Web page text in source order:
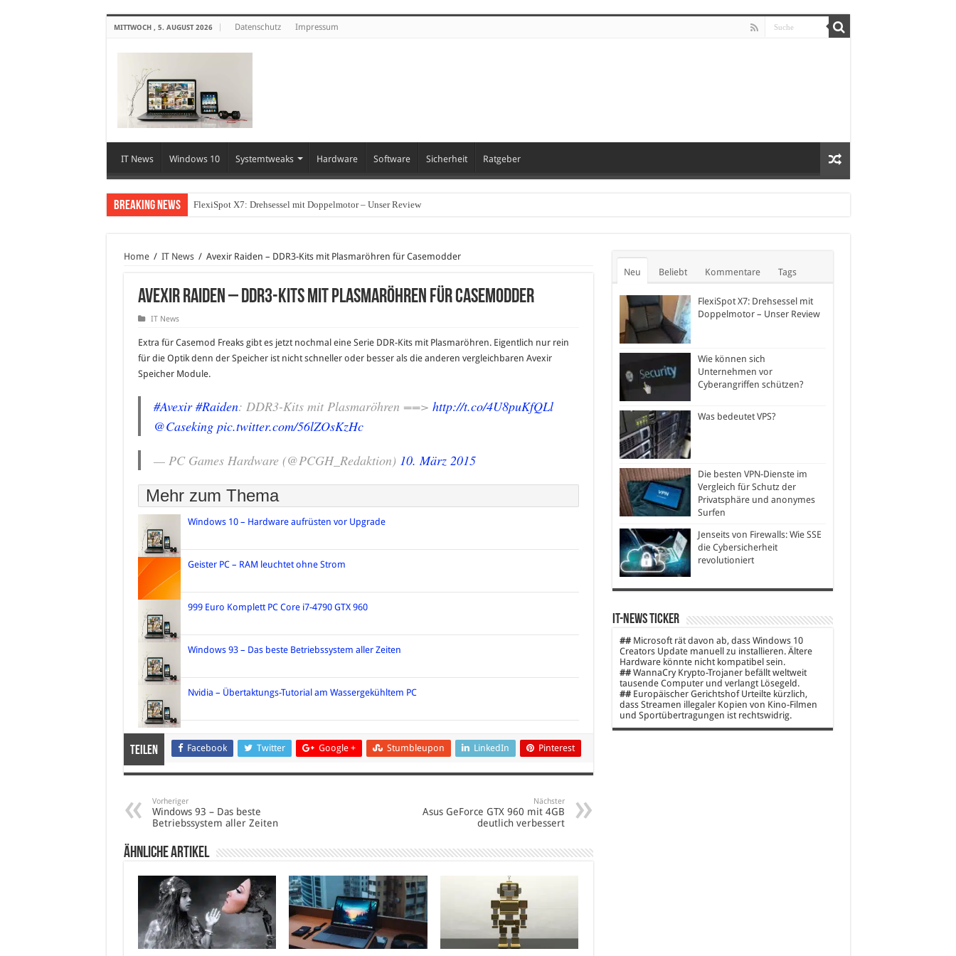
MITTWOCH , 5. AUGUST 2026 Datenschutz Impressum
IT News Windows 10 Systemtweaks Hardware Software Sicherheit Ratgeber
Breaking News FlexiSpot X7: Drehsessel mit Doppelmotor – Unser Review
Home / IT News / Avexir Raiden – DDR3-Kits mit Plasmaröhren für Casemodder
Avexir Raiden – DDR3-Kits mit Plasmaröhren für Casemodder
IT News
Extra für Casemod Freaks gibt es jetzt nochmal eine Serie DDR-Kits mit Plasmaröhren. Eigentlich nur rein
für die Optik denn der Speicher ist nicht schneller oder besser als die anderen vergleichbaren Avexir
Speicher Module.
#Avexir #Raiden: DDR3-Kits mit Plasmaröhren ==> http://t.co/4U8puKfQLl
@Caseking pic.twitter.com/56lZOsKzHc
— PC Games Hardware (@PCGH_Redaktion) 10. März 2015
Mehr zum Thema
Windows 10 – Hardware aufrüsten vor Upgrade
Geister PC – RAM leuchtet ohne Strom
999 Euro Komplett PC Core i7-4790 GTX 960
Windows 93 – Das beste Betriebssystem aller Zeiten
Nvidia – Übertaktungs-Tutorial am Wassergekühltem PC
Teilen Facebook Twitter Google + Stumbleupon LinkedIn Pinterest
Vorheriger
Windows 93 – Das beste
Betriebssystem aller Zeiten
Nächster
Asus GeForce GTX 960 mit 4GB
deutlich verbessert
Ähnliche Artikel
Neu Beliebt Kommentare Tags
FlexiSpot X7: Drehsessel mit
Doppelmotor – Unser Review
Wie können sich
Unternehmen vor
Cyberangriffen schützen?
Was bedeutet VPS?
Die besten VPN-Dienste im
Vergleich für Schutz der
Privatsphäre und anonymes
Surfen
Jenseits von Firewalls: Wie SSE
die Cybersicherheit
revolutioniert
IT-News Ticker
##Microsoft rät davon ab, dass Windows 10
Creators Update manuell zu installieren. Ältere
Hardware könnte nicht kompatibel sein.
##WannaCry Krypto-Trojaner befällt weltweit
tausende Computer und verlangt Lösegeld.
##Europäischer Gerichtshof Urteilte kürzlich,
dass Streamen illegaler Kopien von Kino-Filmen
und Sportübertragungen ist rechtswidrig.